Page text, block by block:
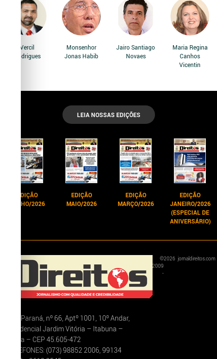
Vercil
Rodrigues
Monsenhor
Jonas Habib
Jairo Santiago
Novaes
Maria Regina
Canhos
Vicentin
LEIA NOSSAS EDIÇÕES
EDIÇÃO
JUNHO/2026
EDIÇÃO
MAIO/2026
EDIÇÃO
MARÇO/2026
EDIÇÃO
JANEIRO/2026
(ESPECIAL DE
ANIVERSÁRIO)
Rua Paraná, nº 66, Aptº 1001, 10º Andar,
Residencial Jardim Vitória – Itabuna –
Bahia – CEP 45.605-472
TELEFONES: (073) 98852 2006, 99134
©
2009
-
2026 jornaldireitos.com